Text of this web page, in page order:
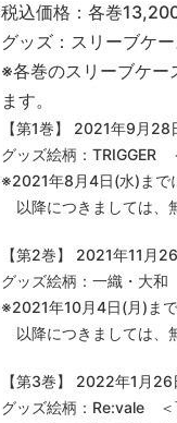
税込価格：各巻
グッズ：スリーブケ
※各巻のスリーブケー
ます。
【第1巻】 2021年9月28
グッズ絵柄：TRIGGER
※2021年8月4日(水)まで
以降につきましては、
【第2巻】 2021年11月
グッズ絵柄：一織・大和
※2021年10月4日(月)ま
以降につきましては、
【第3巻】 2022年1月
グッズ絵柄：Re:vale ＜